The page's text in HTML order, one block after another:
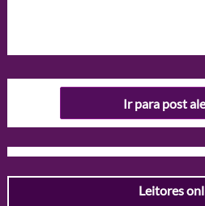
Ir para post
Leitores